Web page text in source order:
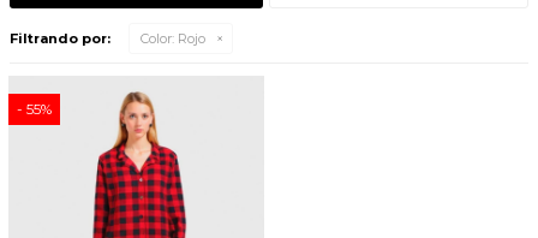
Filtrando por: Color: Rojo
55